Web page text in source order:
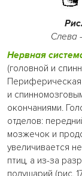
Слева
Нервная
(головной и
Периферическая
и
окончаниями.
отделов:
мозжечок и
увеличивается
птиц, а из-за